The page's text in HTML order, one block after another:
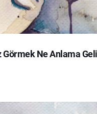
Görmek Ne Anlama